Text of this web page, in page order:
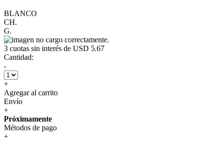
BLANCO
CH.
G.
3 cuotas sin interés de USD 5.67
Cantidad:
-
+
Agregar al carrito
Envío
+
Próximamente
Métodos de pago
+